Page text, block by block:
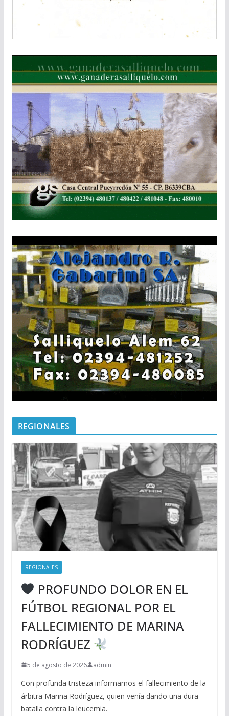
REGIONALES
REGIONALES
PROFUNDO DOLOR EN EL
FÚTBOL REGIONAL POR EL
FALLECIMIENTO DE MARINA
RODRÍGUEZ
5 de agosto de 2026 admin
Con profunda tristeza informamos el fallecimiento de la
árbitra Marina Rodríguez, quien venía dando una dura
batalla contra la leucemia.